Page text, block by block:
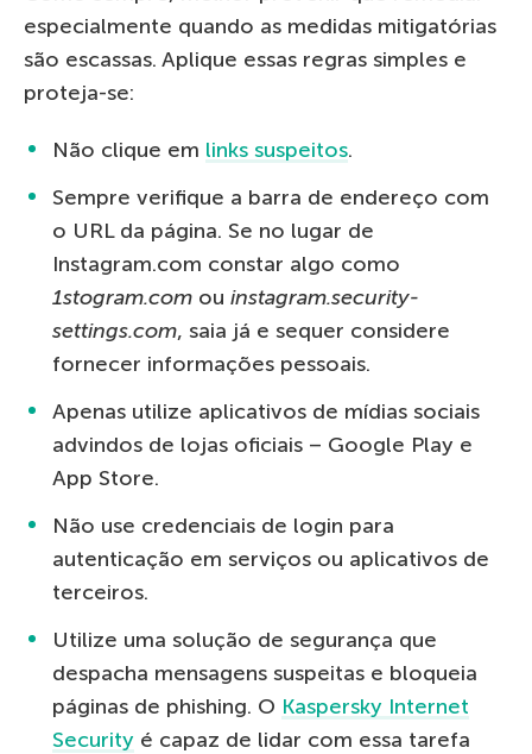
especialmente quando as medidas mitigatórias
são escassas. Aplique essas regras simples e
proteja-se:
Não clique em links suspeitos.
Sempre verifique a barra de endereço com
o URL da página. Se no lugar de
Instagram.com constar algo como
1stogram.com ou instagram.security-
settings.com, saia já e sequer considere
fornecer informações pessoais.
Apenas utilize aplicativos de mídias sociais
advindos de lojas oficiais – Google Play e
App Store.
Não use credenciais de login para
autenticação em serviços ou aplicativos de
terceiros.
Utilize uma solução de segurança que
despacha mensagens suspeitas e bloqueia
páginas de phishing. O Kaspersky Internet
Security é capaz de lidar com essa tarefa